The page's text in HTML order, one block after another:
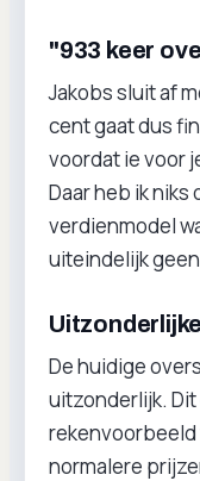
"933 keer
Jakobs sluit af
cent gaat dus
voordat ie voor
Daar heb ik niks
verdienmodel
uiteindelijk
De huidige
uitzonderlijk.
rekenvoorbeeld
normalere